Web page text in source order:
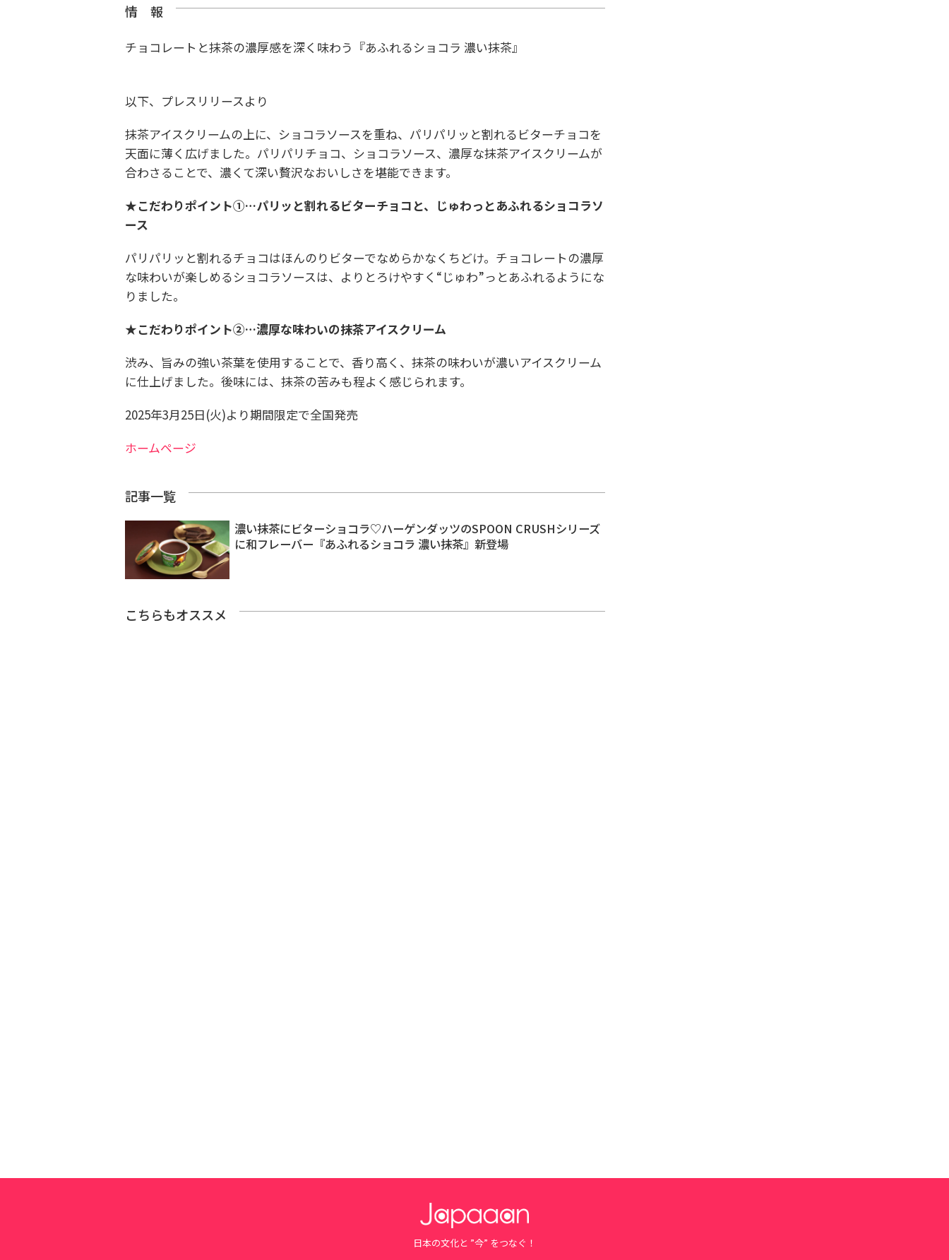
情 報
チョコレートと抹茶の濃厚感を深く味わう『あふれるショコラ 濃い抹茶』
以下、プレスリリースより
抹茶アイスクリームの上に、ショコラソースを重ね、パリパリッと割れるビターチョコを
天面に薄く広げました。パリパリチョコ、ショコラソース、濃厚な抹茶アイスクリームが
合わさることで、濃くて深い贅沢なおいしさを堪能できます。
★こだわりポイント①…パリッと割れるビターチョコと、じゅわっとあふれるショコラソ
ース
パリパリッと割れるチョコはほんのりビターでなめらかなくちどけ。チョコレートの濃厚
な味わいが楽しめるショコラソースは、よりとろけやすく“じゅわ”っとあふれるようにな
りました。
★こだわりポイント②…濃厚な味わいの抹茶アイスクリーム
渋み、旨みの強い茶葉を使用することで、香り高く、抹茶の味わいが濃いアイスクリーム
に仕上げました。後味には、抹茶の苦みも程よく感じられます。
2025年3月25日(火)より期間限定で全国発売
ホームページ
記事一覧
濃い抹茶にビターショコラ♡ハーゲンダッツのSPOON CRUSHシリーズ
に和フレーバー『あふれるショコラ 濃い抹茶』新登場
こちらもオススメ
日本の文化と ”今” をつなぐ！